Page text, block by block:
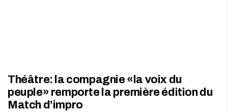
Théâtre: la compagnie «la voix du
peuple» remporte la première édition du
Match d’impro